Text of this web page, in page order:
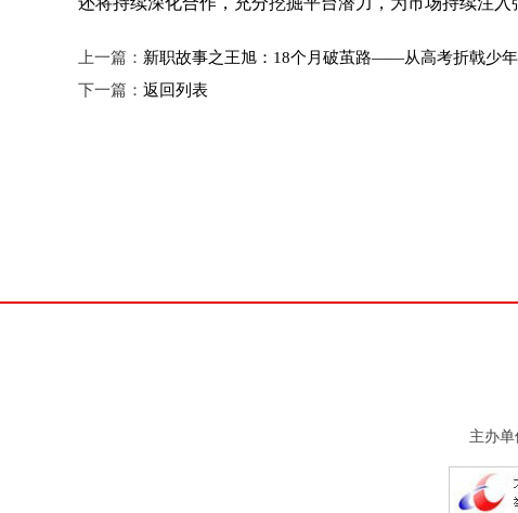
上一篇： 新职故事之王旭：18个月破茧路——从高考折戟少
下一篇： 返回列表
主办